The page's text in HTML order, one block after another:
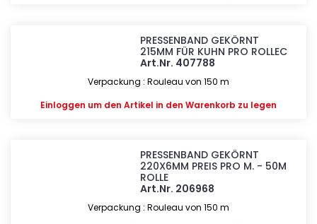
PRESSENBAND GEKÖRNT
215MM FÜR KUHN PRO ROLLEC
Art.Nr. 407788
Verpackung : Rouleau von 150 m
Einloggen um den Artikel in den Warenkorb zu legen
PRESSENBAND GEKÖRNT
220X6MM PREIS PRO M. - 50M
ROLLE
Art.Nr. 206968
Verpackung : Rouleau von 150 m